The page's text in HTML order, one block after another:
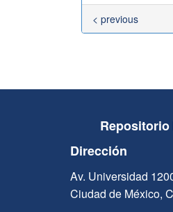
< previous
Dirección
Av. Universidad
Ciudad de México,